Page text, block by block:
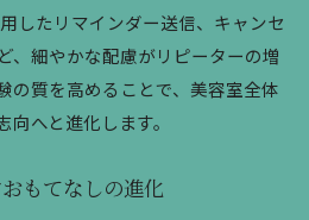
したリマインダー送信、キャンセ
、細やかな配慮がリピーターの増
の質を高めることで、美容室全体
へと進化します。
もてなしの進化